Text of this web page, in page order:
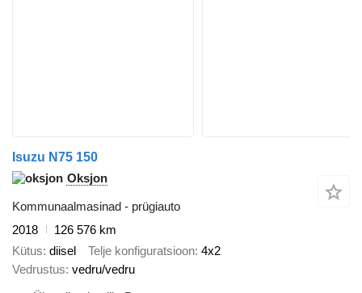
Isuzu N75 150
Oksjon
Kommunaalmasinad - prügiauto
2018
126 576 km
Kütus diisel Telje konfiguratsioon 4x2
Vedrustus vedru/vedru